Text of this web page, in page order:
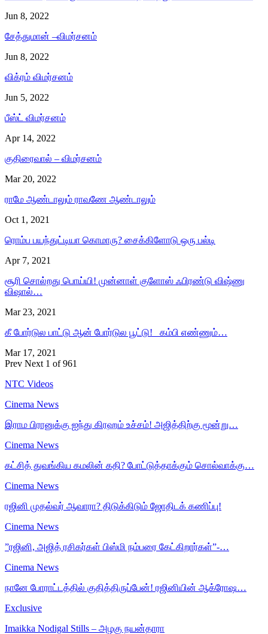
Jun 8, 2022
சேத்துமான் –விமர்சனம்
Jun 8, 2022
விக்ரம் விமர்சனம்
Jun 5, 2022
பீஸ்ட் விமர்சனம்
Apr 14, 2022
குதிரைவால் – விமர்சனம்
Mar 20, 2022
ராமே ஆண்டாலும் ராவணே ஆண்டாலும்
Oct 1, 2021
ரொம்ப பயந்துட்டியா கொமாரு? சைக்கிளோடு ஒரு பல்டி
Apr 7, 2021
சூரி சொல்றது பொய்யி! முன்னாள் குளோஸ் ஃபிரண்டு விஷ்ணு
விஷால்…
Mar 23, 2021
கீ போர்டுல பாட்டு ஆன் போர்டுல பூட்டு! கம்பி எண்ணும்…
Mar 17, 2021
Prev Next 1 of 961
NTC Videos
Cinema News
இராம பிரானுக்கு ஐந்து கிரஹம் உச்சம்! அஜித்திற்கு மூன்று…
Cinema News
கட்சித் துவங்கிய கமலின் கதி? போட்டுத்தாக்கும் சொல்வாக்கு…
Cinema News
ரஜினி முதல்வர் ஆவாரா? திடுக்கிடும் ஜோதிடக் கணிப்பு!
Cinema News
”ரஜினி, அஜித் ரசிகர்கள் பிஸ்மி நம்பரை கேட்கிறார்கள்”-…
Cinema News
நானே போராட்டத்தில் குதித்திருப்பேன்! ரஜினியின் ஆக்ரோஷ…
Exclusive
Imaikka Nodigal Stills – அழகு நயன்தாரா